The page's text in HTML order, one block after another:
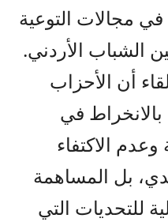
مجالات التوعية
الشباب الأردني.
أن الأحزاب
بالانخراط في
الاكتفاء
بل المساهمة
للتحديات التي